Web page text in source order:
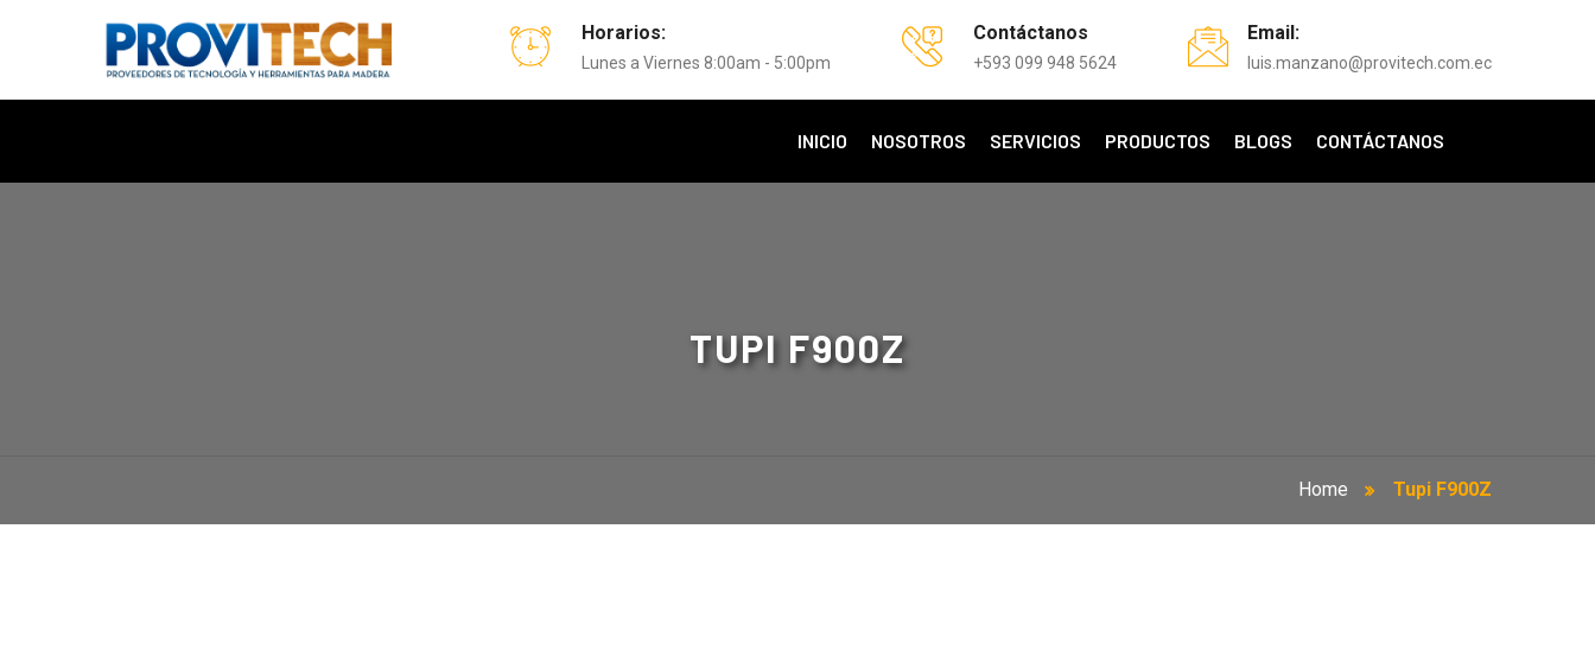
Horarios:
Lunes a Viernes 8:00am - 5:00pm
Contáctanos
+593 099 948 5624
Email:
luis.manzano@provitech.com.ec
INICIO NOSOTROS SERVICIOS PRODUCTOS BLOGS CONTÁCTANOS
TUPI F900Z
Home Tupi F900Z